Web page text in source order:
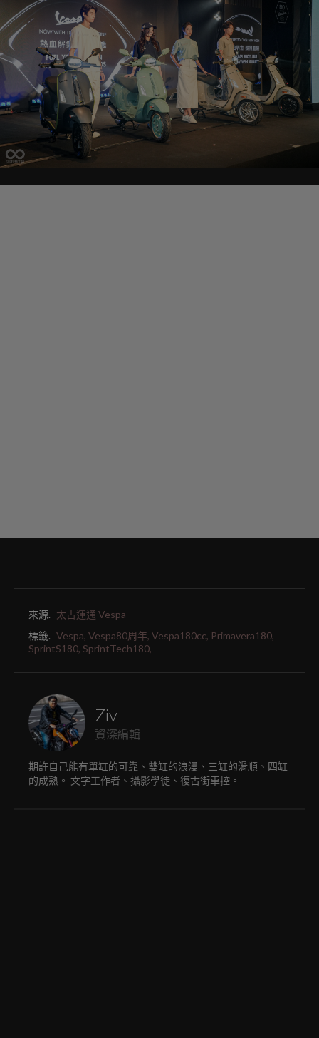
來源. 太古運通 Vespa
標籤. Vespa, Vespa80周年, Vespa180cc, Primavera180,
SprintS180, SprintTech180,
Ziv
資深編輯
期許自己能有單缸的可靠、雙缸的浪漫、三缸的滑順、四缸
的成熟。 文字工作者、攝影學徒、復古街車控。